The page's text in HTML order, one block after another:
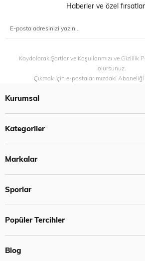
Haberler ve özel
Kaydolarak Şartlar ve Koşullarımızı ve Gizlilik
olursunuz.
Çıkmak için e-postalarımızdaki Aboneliği
Kurumsal
Kategoriler
Markalar
Sporlar
Popüler Tercihler
Blog